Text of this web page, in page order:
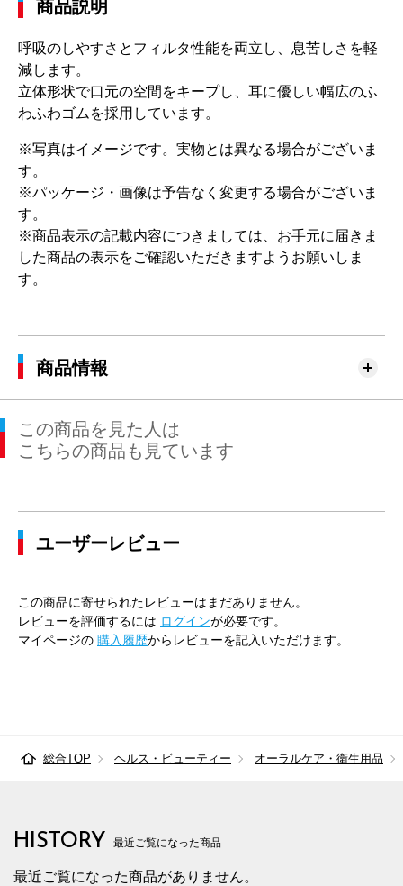
商品説明
呼吸のしやすさとフィルタ性能を両立し、息苦しさを軽
減します。
立体形状で口元の空間をキープし、耳に優しい幅広のふ
わふわゴムを採用しています。
※写真はイメージです。実物とは異なる場合がございま
す。
※パッケージ・画像は予告なく変更する場合がございま
す。
※商品表示の記載内容につきましては、お手元に届きま
した商品の表示をご確認いただきますようお願いしま
す。
商品情報
この商品を見た人は
こちらの商品も見ています
ユーザーレビュー
この商品に寄せられたレビューはまだありません。
レビューを評価するには ログインが必要です。
マイページの 購入履歴からレビューを記入いただけます。
総合TOP ヘルス・ビューティー オーラルケア・衛生用品
HISTORY 最近ご覧になった商品
最近ご覧になった商品がありません。